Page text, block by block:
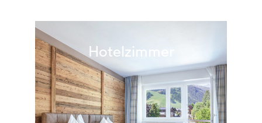
Hotelzimmer